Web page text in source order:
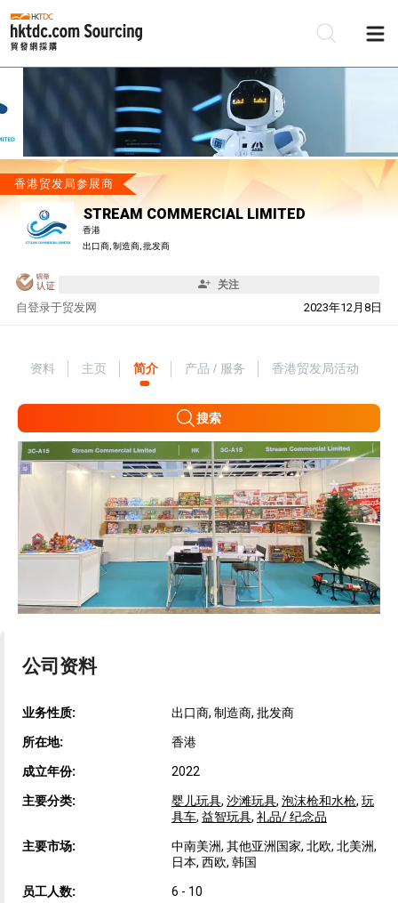
香港贸发局参展商
STREAM COMMERCIAL LIMITED
香港
出口商, 制造商, 批发商
关注
自 2023年12月8日
登录于贸发网
资料 主页 简介 产品 / 服务 香港贸发局活动
搜索
公司资料
业务性质: 出口商, 制造商, 批发商
所在地: 香港
成立年份: 2022
主要分类: 婴儿玩具, 沙滩玩具, 泡沫枪和水枪, 玩
具车, 益智玩具, 礼品/ 纪念品
主要市场:
中南美洲, 其他亚洲国家, 北欧, 北美洲,
日本, 西欧, 韩国
员工人数: 6 - 10